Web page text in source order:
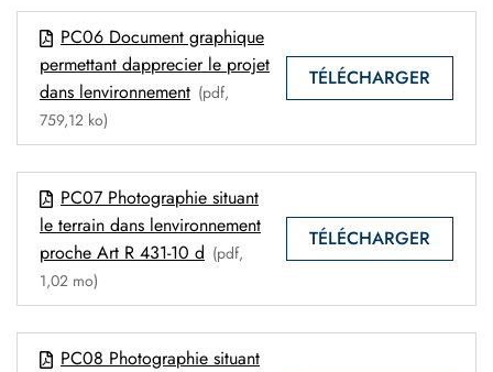
PC06 Document graphique
permettant dapprecier le projet
dans lenvironnement (pdf,
759,12 ko)
TÉLÉCHARGER
PC07 Photographie situant
le terrain dans lenvironnement
proche Art R 431-10 d (pdf,
1,02 mo)
TÉLÉCHARGER
PC08 Photographie situant